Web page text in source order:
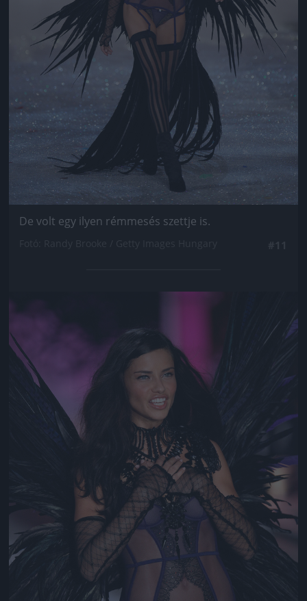
De volt egy ilyen rémmesés szettje is.